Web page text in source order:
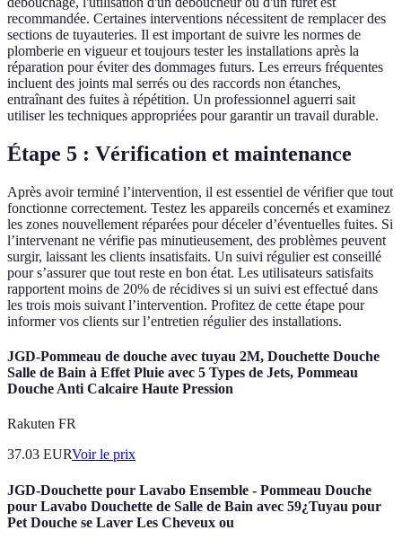
recommandée. Certaines interventions nécessitent de remplacer des
sections de tuyauteries. Il est important de suivre les normes de
plomberie en vigueur et toujours tester les installations après la
réparation pour éviter des dommages futurs. Les erreurs fréquentes
incluent des joints mal serrés ou des raccords non étanches,
entraînant des fuites à répétition. Un professionnel aguerri sait
utiliser les techniques appropriées pour garantir un travail durable.
Étape 5 : Vérification et maintenance
Après avoir terminé l’intervention, il est essentiel de vérifier que tout
fonctionne correctement. Testez les appareils concernés et examinez
les zones nouvellement réparées pour déceler d’éventuelles fuites. Si
l’intervenant ne vérifie pas minutieusement, des problèmes peuvent
surgir, laissant les clients insatisfaits. Un suivi régulier est conseillé
pour s’assurer que tout reste en bon état. Les utilisateurs satisfaits
rapportent moins de 20% de récidives si un suivi est effectué dans
les trois mois suivant l’intervention. Profitez de cette étape pour
informer vos clients sur l’entretien régulier des installations.
JGD-Pommeau de douche avec tuyau 2M, Douchette Douche
Salle de Bain à Effet Pluie avec 5 Types de Jets, Pommeau
Douche Anti Calcaire Haute Pression
Rakuten FR
37.03 EURVoir le prix
JGD-Douchette pour Lavabo Ensemble - Pommeau Douche
pour Lavabo Douchette de Salle de Bain avec 59¿Tuyau pour
Pet Douche se Laver Les Cheveux ou